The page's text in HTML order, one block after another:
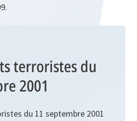
terroristes du
2001
du 11 septembre 2001